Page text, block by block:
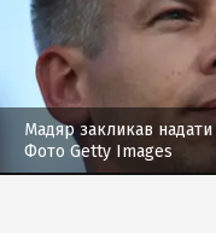
Мадяр закликав надати
Фото Getty Images